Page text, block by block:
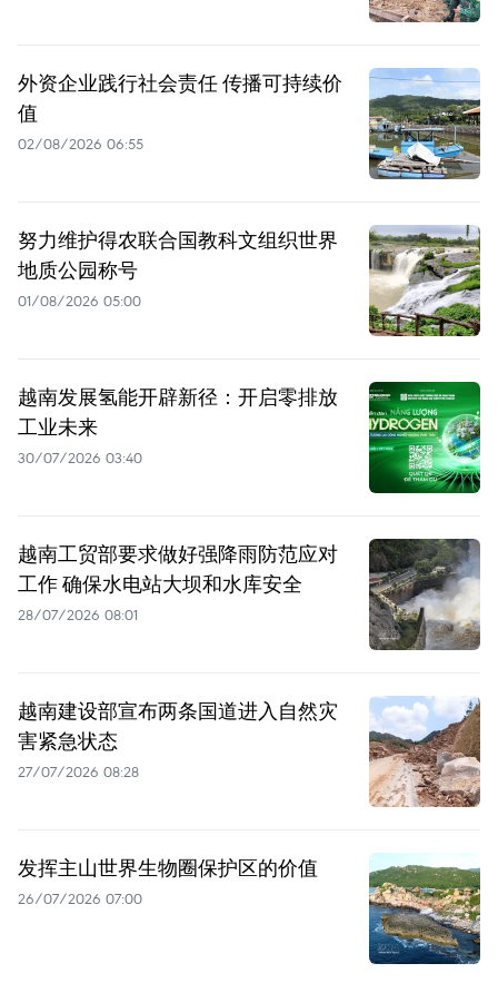
外资企业践行社会责任 传播可持续价
值
02/08/2026 06:55
努力维护得农联合国教科文组织世界
地质公园称号
01/08/2026 05:00
越南发展氢能开辟新径：开启零排放
工业未来
30/07/2026 03:40
越南工贸部要求做好强降雨防范应对
工作 确保水电站大坝和水库安全
28/07/2026 08:01
越南建设部宣布两条国道进入自然灾
害紧急状态
27/07/2026 08:28
发挥主山世界生物圈保护区的价值
26/07/2026 07:00